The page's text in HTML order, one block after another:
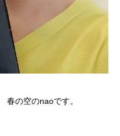
です。ㅤㅤㅤㅤㅤㅤㅤㅤ